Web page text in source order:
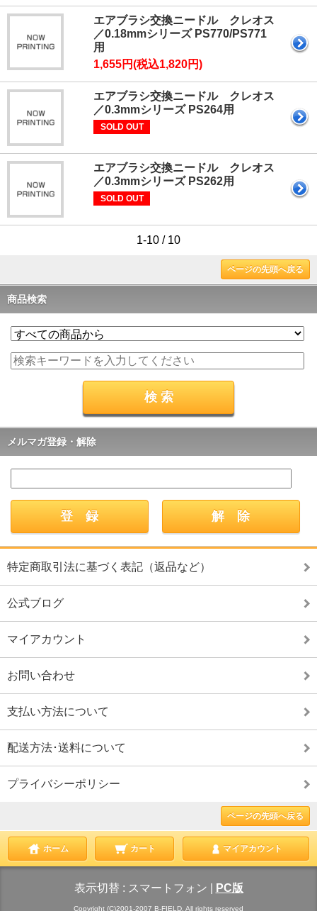
エアブラシ交換ニードル クレオス
／0.18mmシリーズ PS770/PS771
用
1,655円(税込1,820円)
エアブラシ交換ニードル クレオス
／0.3mmシリーズ PS264用
SOLD OUT
エアブラシ交換ニードル クレオス
／0.3mmシリーズ PS262用
SOLD OUT
1-10 / 10
ページの先頭へ戻る
商品検索
メルマガ登録・解除
特定商取引法に基づく表記（返品など）
公式ブログ
マイアカウント
お問い合わせ
支払い方法について
配送方法･送料について
プライバシーポリシー
ページの先頭へ戻る
ホーム カート マイアカウント
表示切替 : スマートフォン PC版
Copyright (C)2001-2007 B-FIELD. All rights reserved